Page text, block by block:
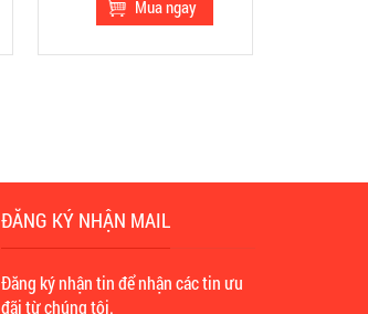
ĐĂNG KÝ NHẬN MAIL
Đăng ký nhận tin để nhận các tin ưu
đãi từ chúng tôi.